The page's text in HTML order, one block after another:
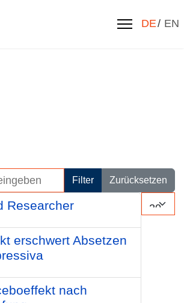
DE EN
Filter Zurücksetzen
Researcher
erschwert Absetzen
nach